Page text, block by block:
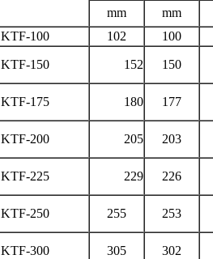
mm mm
KTF-100
102 100
KTF-150 152 150
KTF-175 180 177
KTF-200 205 203
KTF-225 229 226
KTF-250 255 253
KTF-300 305 302